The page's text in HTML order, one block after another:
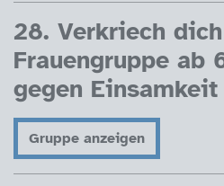
28. Verkriech
Frauengruppe ab
gegen
Gruppe anzeigen